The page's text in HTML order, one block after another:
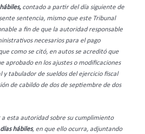
contado a partir del día siguiente de
sentencia, mismo que este Tribunal
a fin de que la autoridad responsable
necesarios para el pago
como se citó, en autos se acreditó que
aprobado en los ajustes o modificaciones
y tabulador de sueldos del ejercicio fiscal
de cabildo de dos de septiembre de dos
esta autoridad sobre su cumplimiento
hábiles, en que ello ocurra, adjuntando